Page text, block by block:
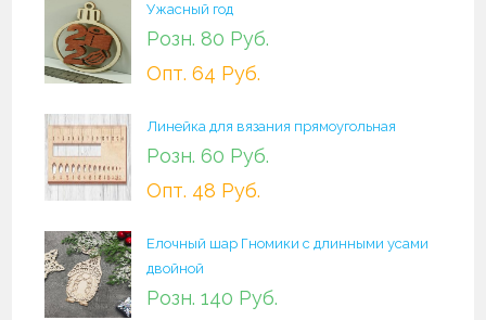
Ужасный год
Розн. 80 Руб.
Опт. 64 Руб.
Линейка для вязания прямоугольная
Розн. 60 Руб.
Опт. 48 Руб.
Елочный шар Гномики c длинными усами
двойной
Розн. 140 Руб.